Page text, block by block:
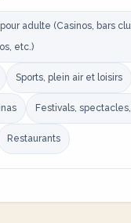
adulte (Casinos, bars
etc.)
Sports, plein air et loisirs
Festivals,
Restaurants